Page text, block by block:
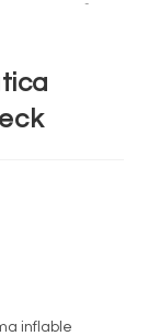
inflable